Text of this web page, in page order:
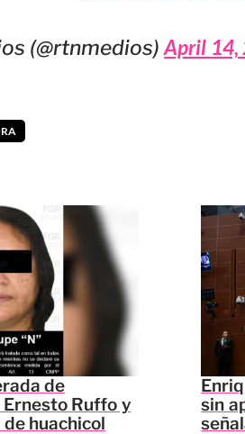
(@rtnmedios)April 14,
de
Ruffo y
huachicol
sin